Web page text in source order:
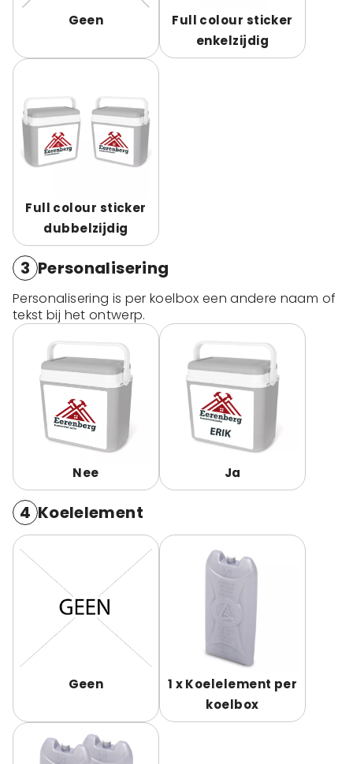
Geen
Full colour sticker
enkelzijdig
Full colour sticker
dubbelzijdig
3 Personalisering
Personalisering is per koelbox een andere naam of
tekst bij het ontwerp.
Nee Ja
4 Koelelement
Geen
1 x Koelelement per
koelbox